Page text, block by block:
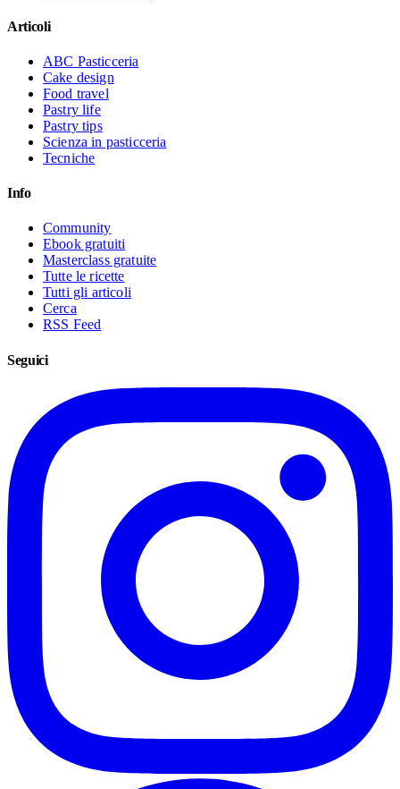
Articoli
ABC Pasticceria
Cake design
Food travel
Pastry life
Pastry tips
Scienza in pasticceria
Tecniche
Info
Community
Ebook gratuiti
Masterclass gratuite
Tutte le ricette
Tutti gli articoli
Cerca
RSS Feed
Seguici